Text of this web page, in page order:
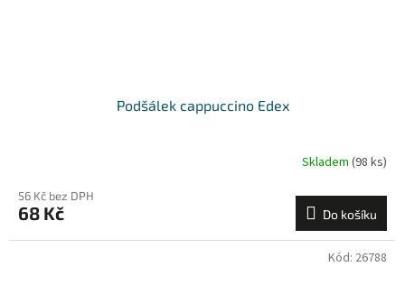
Podšálek cappuccino Edex
Skladem (98 ks)
56 Kč bez DPH
68 Kč Do košíku
Kód: 26788